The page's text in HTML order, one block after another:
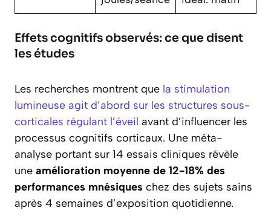
Effets cognitifs observés: ce que disent
les études
Les recherches montrent que la stimulation
lumineuse agit d’abord sur les structures sous-
corticales régulant l’éveil avant d’influencer les
processus cognitifs corticaux. Une méta-
analyse portant sur 14 essais cliniques révèle
une amélioration moyenne de 12-18% des
performances mnésiques chez des sujets sains
après 4 semaines d’exposition quotidienne.